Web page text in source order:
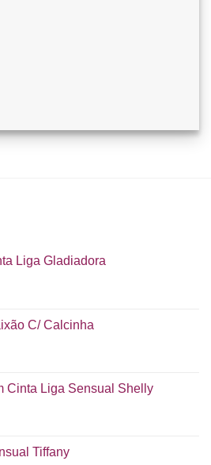
Liga Gladiadora
C/ Calcinha
Cinta Liga Sensual Shelly
Tiffany